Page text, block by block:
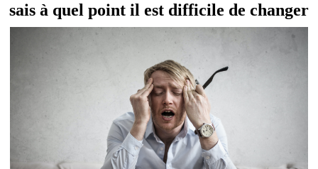
sais à quel point il est difficile de changer